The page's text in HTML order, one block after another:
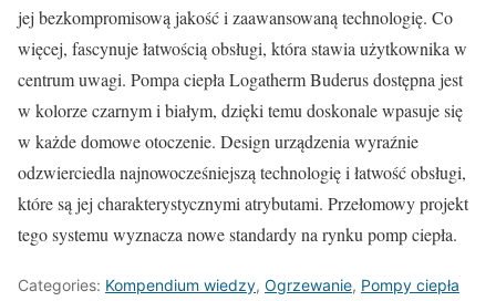
jej bezkompromisową jakość i zaawansowaną technologię. Co
więcej, fascynuje łatwością obsługi, która stawia użytkownika w
centrum uwagi. Pompa ciepła Logatherm Buderus dostępna jest
w kolorze czarnym i białym, dzięki temu doskonale wpasuje się
w każde domowe otoczenie. Design urządzenia wyraźnie
odzwierciedla najnowocześniejszą technologię i łatwość obsługi,
które są jej charakterystycznymi atrybutami. Przełomowy projekt
tego systemu wyznacza nowe standardy na rynku pomp ciepła.
Categories: Kompendium wiedzy, Ogrzewanie, Pompy ciepła